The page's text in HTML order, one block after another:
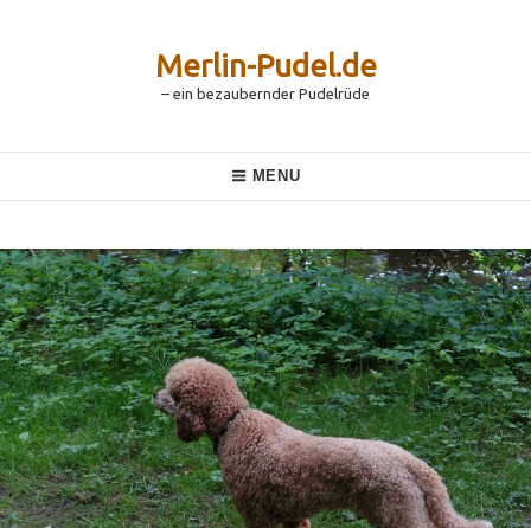
Merlin-Pudel.de
– ein bezaubernder Pudelrüde
Navigation
MENU